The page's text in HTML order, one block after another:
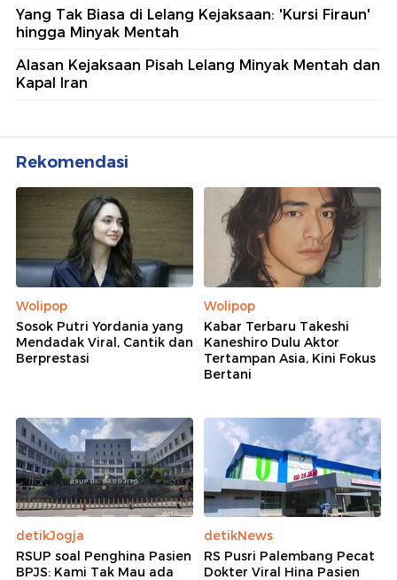
Yang Tak Biasa di Lelang Kejaksaan: 'Kursi Firaun'
hingga Minyak Mentah
Alasan Kejaksaan Pisah Lelang Minyak Mentah dan
Kapal Iran
Rekomendasi
Wolipop
Sosok Putri Yordania yang
Mendadak Viral, Cantik dan
Berprestasi
Wolipop
Kabar Terbaru Takeshi
Kaneshiro Dulu Aktor
Tertampan Asia, Kini Fokus
Bertani
detikJogja
RSUP soal Penghina Pasien
BPJS: Kami Tak Mau ada
detikNews
RS Pusri Palembang Pecat
Dokter Viral Hina Pasien